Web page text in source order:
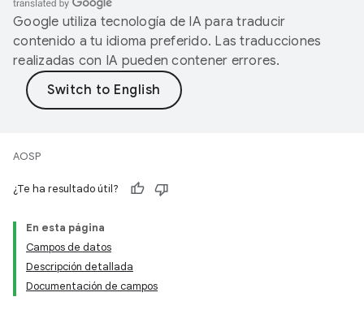
Google utiliza tecnología de IA para traducir
contenido a tu idioma preferido. Las traducciones
realizadas con IA pueden contener errores.
AOSP
¿Te ha resultado útil?
En esta página
Campos de datos
Descripción detallada
Documentación de campos